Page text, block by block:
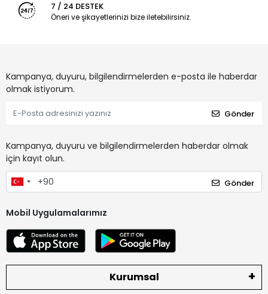
7 / 24 DESTEK
Öneri ve şikayetlerinizi bize iletebilirsiniz.
Kampanya, duyuru, bilgilendirmelerden e-posta ile haberdar
olmak istiyorum.
Gönder
Kampanya, duyuru ve bilgilendirmelerden haberdar olmak
için kayıt olun.
Gönder
Mobil Uygulamalarımız
Kurumsal